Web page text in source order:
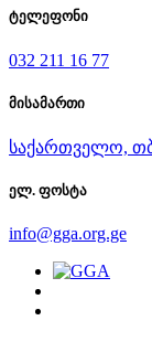
ტელეფონი
032 211 16 77
მისამართი
საქართველო,
ელ. ფოსტა
info@gga.org.ge